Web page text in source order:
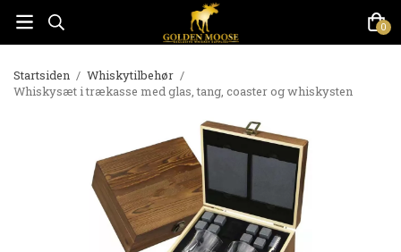
0
Startsiden / Whiskytilbehør /
Whiskysæt i trækasse med glas, tang, coaster og whiskysten